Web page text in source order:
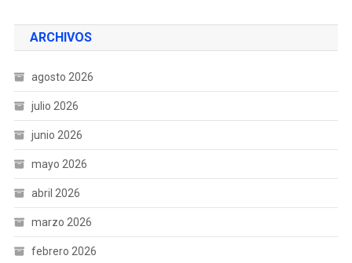
ARCHIVOS
agosto 2026
julio 2026
junio 2026
mayo 2026
abril 2026
marzo 2026
febrero 2026